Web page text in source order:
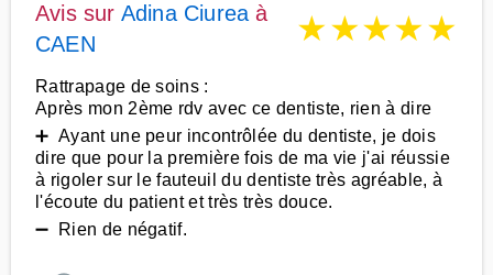
Avis sur Adina Ciurea à
CAEN
★★★★★
Rattrapage de soins :
Après mon 2ème rdv avec ce dentiste, rien à dire
➕ Ayant une peur incontrôlée du dentiste, je dois
dire que pour la première fois de ma vie j'ai réussie
à rigoler sur le fauteuil du dentiste très agréable, à
l'écoute du patient et très très douce.
➖ Rien de négatif.